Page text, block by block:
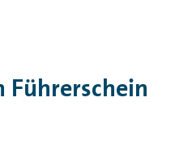
Führerschein